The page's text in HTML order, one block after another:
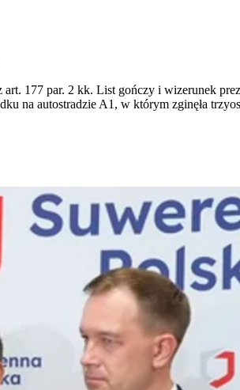
177 par. 2 kk. List gończy i wizerunek
na autostradzie A1, w którym zginęła